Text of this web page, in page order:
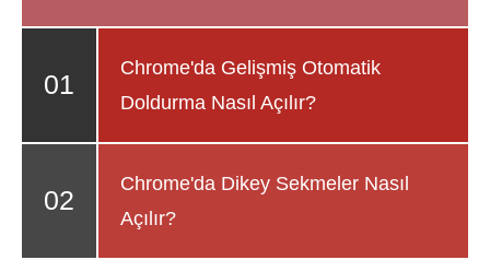
Chrome'da Gelişmiş Otomatik
Doldurma Nasıl Açılır?
Chrome'da Dikey Sekmeler Nasıl
Açılır?